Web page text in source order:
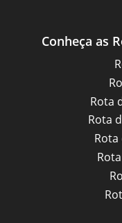
Conheça as
Rota
Rota